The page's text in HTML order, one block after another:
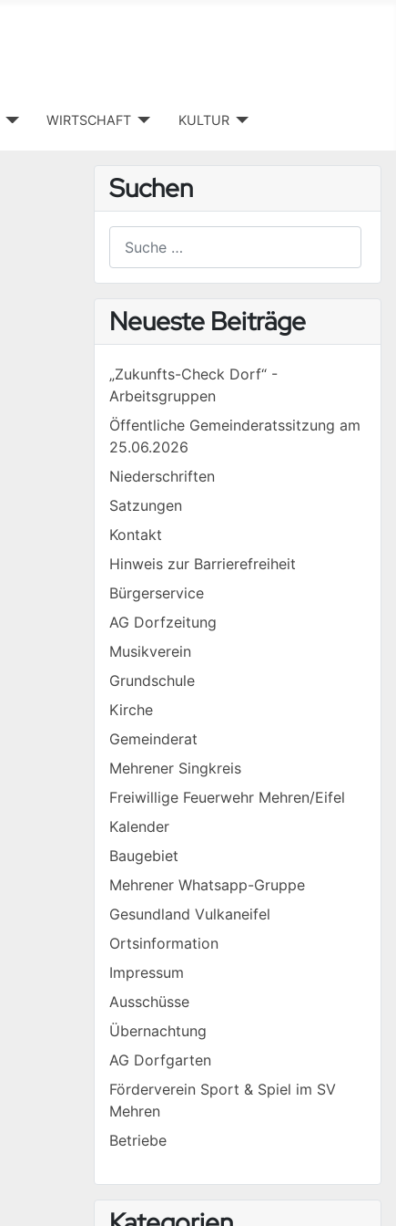
WIRTSCHAFT KULTUR
Suchen
Neueste Beiträge
„Zukunfts-Check Dorf“ -
Arbeitsgruppen
Öffentliche Gemeinderatssitzung am
25.06.2026
Niederschriften
Satzungen
Kontakt
Hinweis zur Barrierefreiheit
Bürgerservice
AG Dorfzeitung
Musikverein
Grundschule
Kirche
Gemeinderat
Mehrener Singkreis
Freiwillige Feuerwehr Mehren/Eifel
Kalender
Baugebiet
Mehrener Whatsapp-Gruppe
Gesundland Vulkaneifel
Ortsinformation
Impressum
Ausschüsse
Übernachtung
AG Dorfgarten
Förderverein Sport & Spiel im SV
Mehren
Betriebe